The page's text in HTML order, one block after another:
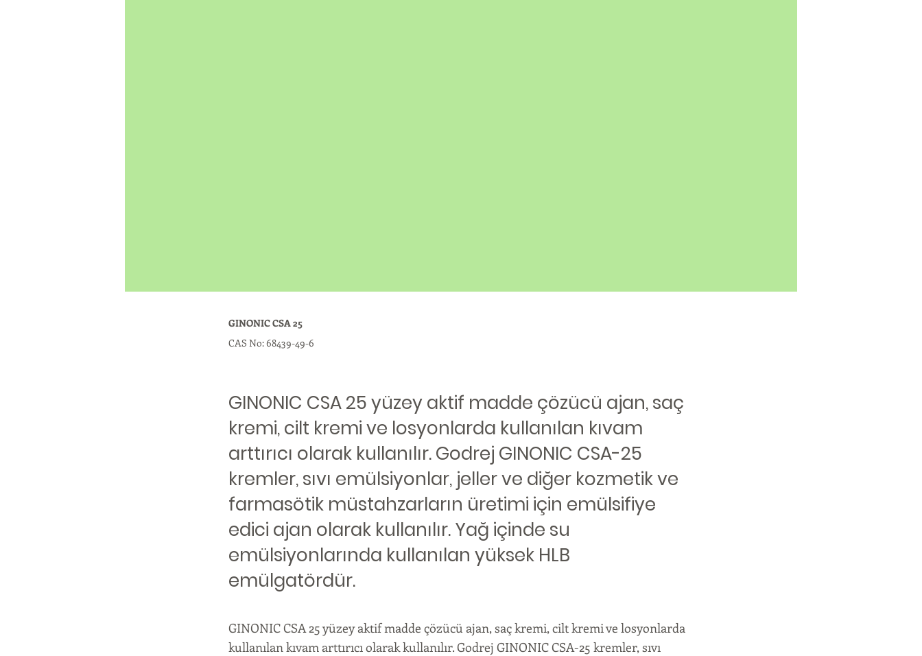
GINONIC CSA 25
CAS No: 68439-49-6
GINONIC CSA 25 yüzey aktif madde çözücü ajan, saç
kremi, cilt kremi ve losyonlarda kullanılan kıvam
arttırıcı olarak kullanılır. Godrej GINONIC CSA-25
kremler, sıvı emülsiyonlar, jeller ve diğer kozmetik ve
farmasötik müstahzarların üretimi için emülsifiye
edici ajan olarak kullanılır. Yağ içinde su
emülsiyonlarında kullanılan yüksek HLB
emülgatördür.
GINONIC CSA 25 yüzey aktif madde çözücü ajan, saç kremi, cilt kremi ve losyonlarda
kullanılan kıvam arttırıcı olarak kullanılır. Godrej GINONIC CSA-25 kremler, sıvı